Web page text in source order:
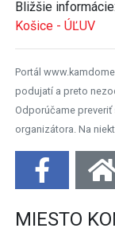
Bližšie informácie:
Košice - ÚĽUV
Portál
podujatí a preto
Odporúčame
organizátora. Na
MIESTO